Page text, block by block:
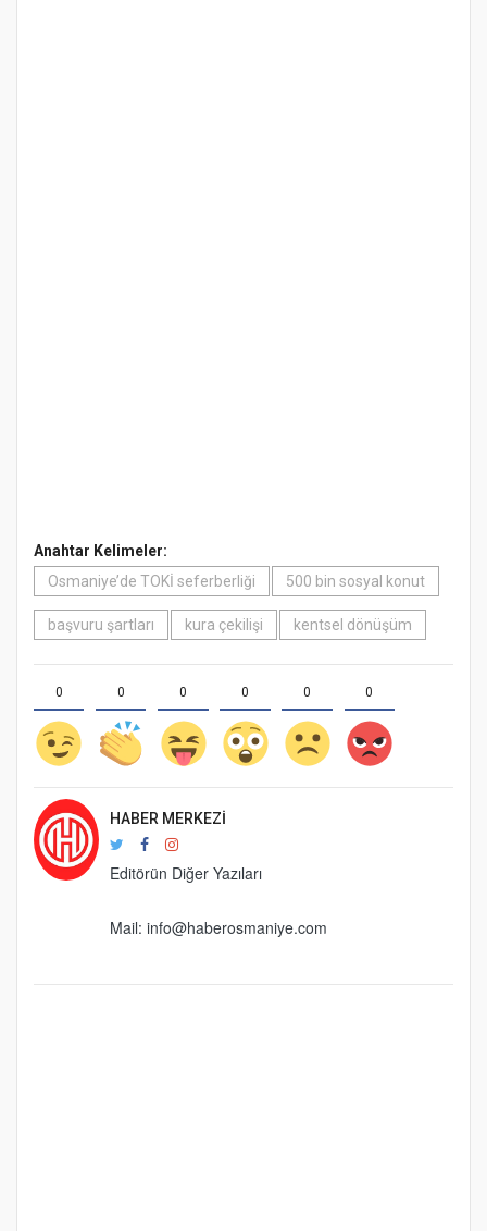
Anahtar Kelimeler:
Osmaniye’de TOKİ seferberliği
500 bin sosyal konut
başvuru şartları kura çekilişi kentsel dönüşüm
0 0 0 0 0 0
HABER MERKEZI
Editörün Diğer Yazıları
Mail: info@haberosmaniye.com